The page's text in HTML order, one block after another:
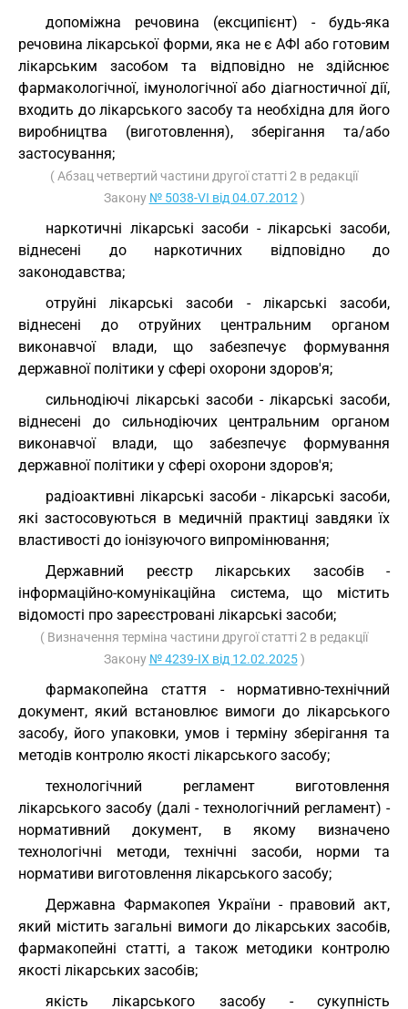
допоміжна речовина (ексципієнт) - будь-яка
речовина лікарської форми, яка не є АФІ або готовим
лікарським засобом та відповідно не здійснює
фармакологічної, імунологічної або діагностичної дії,
входить до лікарського засобу та необхідна для його
виробництва (виготовлення), зберігання та/або
застосування;
( Абзац четвертий частини другої статті 2 в редакції
Закону № 5038-VI від 04.07.2012 )
наркотичні лікарські засоби - лікарські засоби,
віднесені до наркотичних відповідно до
законодавства;
отруйні лікарські засоби - лікарські засоби,
віднесені до отруйних центральним органом
виконавчої влади, що забезпечує формування
державної політики у сфері охорони здоров'я;
сильнодіючі лікарські засоби - лікарські засоби,
віднесені до сильнодіючих центральним органом
виконавчої влади, що забезпечує формування
державної політики у сфері охорони здоров'я;
радіоактивні лікарські засоби - лікарські засоби,
які застосовуються в медичній практиці завдяки їх
властивості до іонізуючого випромінювання;
Державний реєстр лікарських засобів -
інформаційно-комунікаційна система, що містить
відомості про зареєстровані лікарські засоби;
( Визначення терміна частини другої статті 2 в редакції
Закону № 4239-IX від 12.02.2025)
фармакопейна стаття - нормативно-технічний
документ, який встановлює вимоги до лікарського
засобу, його упаковки, умов і терміну зберігання та
методів контролю якості лікарського засобу;
технологічний регламент виготовлення
лікарського засобу (далі - технологічний регламент) -
нормативний документ, в якому визначено
технологічні методи, технічні засоби, норми та
нормативи виготовлення лікарського засобу;
Державна Фармакопея України - правовий акт,
який містить загальні вимоги до лікарських засобів,
фармакопейні статті, а також методики контролю
якості лікарських засобів;
якість лікарського засобу - сукупність